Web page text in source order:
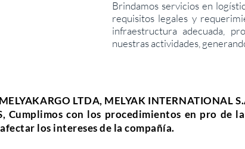
Brindamos servicios en
requisitos legales y
infraestructura adecuada,
nuestras actividades,
LTDA, MELYAK INTERNATIONAL
Cumplimos con los procedimientos en pro de
los intereses de la compañía.